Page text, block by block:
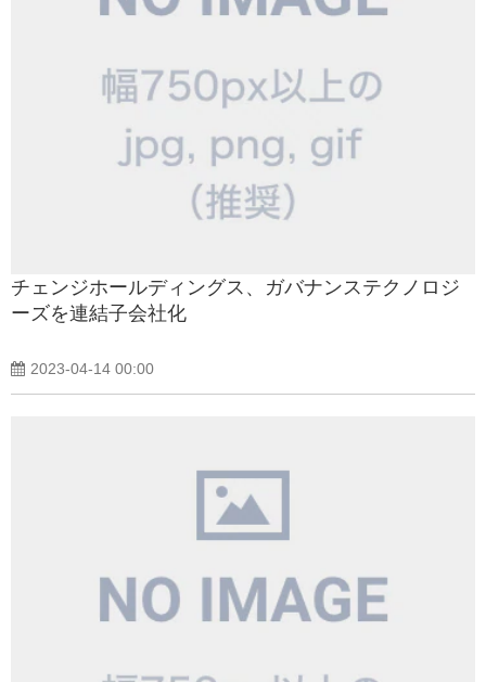
チェンジホールディングス、ガバナンステクノロジ
ーズを連結子会社化
2023-04-14 00:00